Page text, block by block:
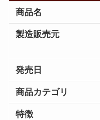
商品名
製造販売元
発売日
商品カテゴリ
特徴